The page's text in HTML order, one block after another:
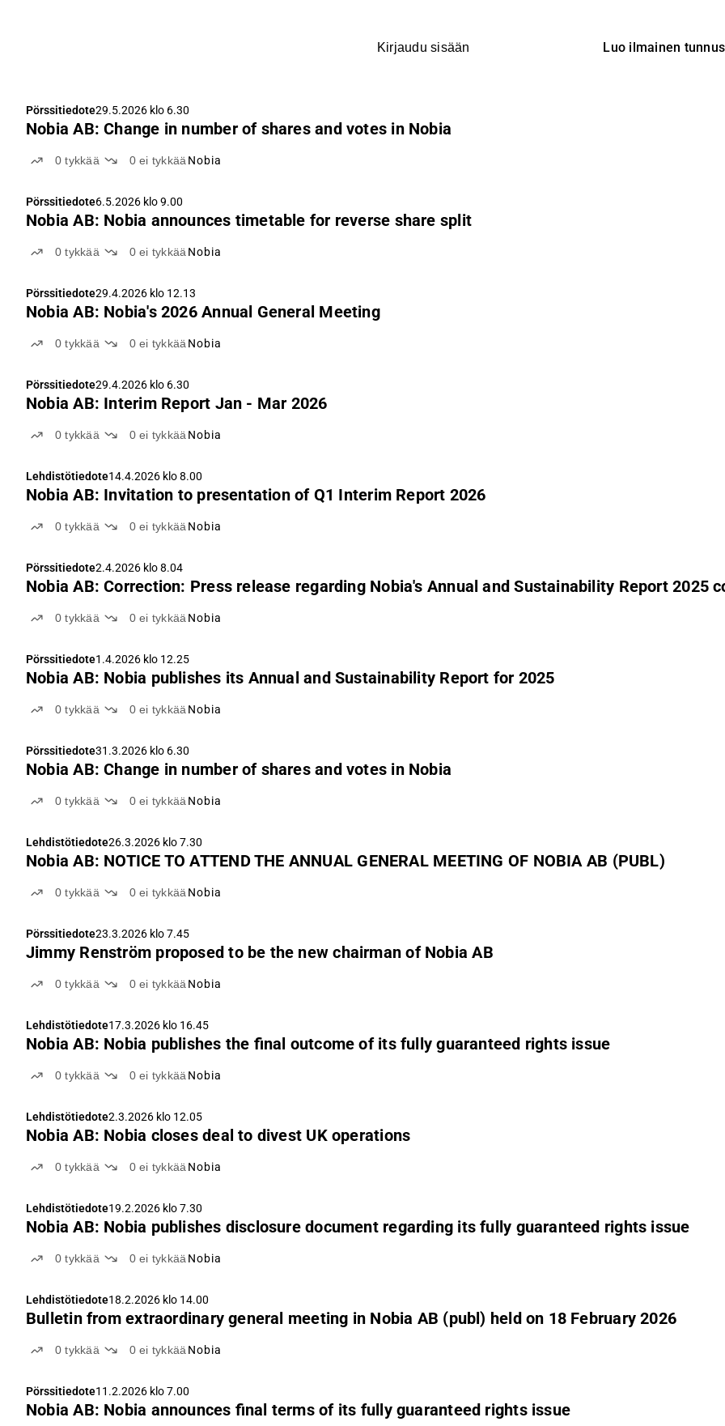
Kirjaudu sisään Luo ilmainen tunnus
Pörssitiedote29.5.2026 klo 6.30
Nobia AB: Change in number of shares and votes in Nobia
0tykkää 0ei tykkääNobia
Pörssitiedote6.5.2026 klo 9.00
Nobia AB: Nobia announces timetable for reverse share split
0tykkää 0ei tykkääNobia
Pörssitiedote29.4.2026 klo 12.13
Nobia AB: Nobia's 2026 Annual General Meeting
0tykkää 0ei tykkääNobia
Pörssitiedote29.4.2026 klo 6.30
Nobia AB: Interim Report Jan - Mar 2026
0tykkää 0ei tykkääNobia
Lehdistötiedote14.4.2026 klo 8.00
Nobia AB: Invitation to presentation of Q1 Interim Report 2026
0tykkää 0ei tykkääNobia
Pörssitiedote2.4.2026 klo 8.04
Nobia AB: Correction: Press release regarding Nobia's Annual and Sustainability Report 2025
0tykkää 0ei tykkääNobia
Pörssitiedote1.4.2026 klo 12.25
Nobia AB: Nobia publishes its Annual and Sustainability Report for 2025
0tykkää 0ei tykkääNobia
Pörssitiedote31.3.2026 klo 6.30
Nobia AB: Change in number of shares and votes in Nobia
0tykkää 0ei tykkääNobia
Lehdistötiedote26.3.2026 klo 7.30
Nobia AB: NOTICE TO ATTEND THE ANNUAL GENERAL MEETING OF NOBIA AB (PUBL)
0tykkää 0ei tykkääNobia
Pörssitiedote23.3.2026 klo 7.45
Jimmy Renström proposed to be the new chairman of Nobia AB
0tykkää 0ei tykkääNobia
Lehdistötiedote17.3.2026 klo 16.45
Nobia AB: Nobia publishes the final outcome of its fully guaranteed rights issue
0tykkää 0ei tykkääNobia
Lehdistötiedote2.3.2026 klo 12.05
Nobia AB: Nobia closes deal to divest UK operations
0tykkää 0ei tykkääNobia
Lehdistötiedote19.2.2026 klo 7.30
Nobia AB: Nobia publishes disclosure document regarding its fully guaranteed rights issue
0tykkää 0ei tykkääNobia
Lehdistötiedote18.2.2026 klo 14.00
Bulletin from extraordinary general meeting in Nobia AB (publ) held on 18 February 2026
0tykkää 0ei tykkääNobia
Pörssitiedote11.2.2026 klo 7.00
Nobia AB: Nobia announces final terms of its fully guaranteed rights issue